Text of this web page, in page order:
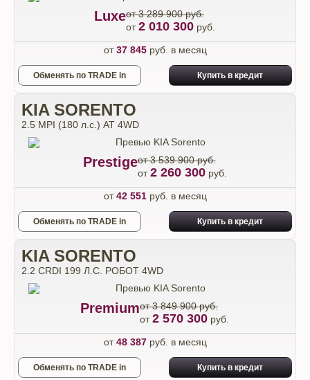
Luxeот 3 289 900 руб.
от2 010 300 руб.
от37 845руб. в месяц
Обменять по TRADE in Купить в кредит
KIA SORENTO
2.5 MPI (180 л.с.) АТ 4WD
Prestigeот 3 539 900 руб.
от2 260 300руб.
от42 551руб. в месяц
Обменять по TRADE in Купить в кредит
KIA SORENTO
2.2 CRDI 199 Л.С. РОБОТ 4WD
Premiumот 3 849 900 руб.
от2 570 300 руб.
от48 387руб. в месяц
Обменять по TRADE in Купить в кредит